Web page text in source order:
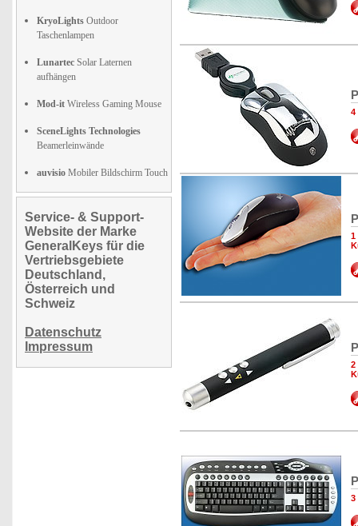
KryoLights Outdoor
Taschenlampen
Lunartec Solar Laternen
aufhängen
Mod-it Wireless Gaming Mouse
SceneLights Technologies
Beamerleinwände
auvisio Mobiler Bildschirm Touch
Service- & Support-
Website der Marke
GeneralKeys für die
Vertriebsgebiete
Deutschland,
Österreich und
Schweiz
Datenschutz
Impressum
4
1
2
3